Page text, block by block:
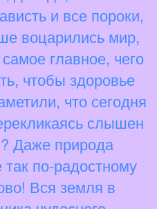
и все пороки,
воцарились мир,
главное, чего
чтобы здоровье
что сегодня
слышен
Даже природа
по-радостному
Вся земля в